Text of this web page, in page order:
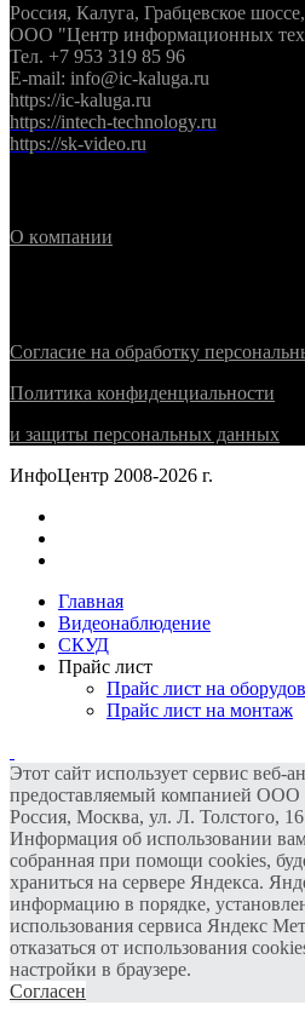
Россия, Калуга, Грабцевское
ООО "Центр информационных
Тел. +7 953 319 85 96
E-mail: info@ic-kaluga.ru
https://ic-kaluga.ru
https://intech-technology.ru
https://sk-video.ru
О компании
Согласие на обработку
Политика конфиденциальности
и защиты персональных данных
ИнфоЦентр 2008-2026 г.
Главная
Видеонаблюдение
СКУД
Прайс лист
Прайс лист на
Прайс лист на монтаж
Этот сайт использует сервис веб-
предоставляемый компанией
Россия, Москва, ул. Л. Толстого,
Информация об использовании
собранная при помощи cookies,
храниться на сервере Яндекса.
информацию в порядке,
использования сервиса Яндекс
отказаться от использования
настройки в браузере.
Согласен